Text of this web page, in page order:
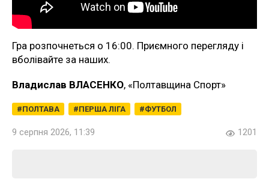
Гра розпочнеться о 16:00. Приємного перегляду і
вболівайте за наших.
Владислав ВЛАСЕНКО, «Полтавщина Спорт»
ПОЛТАВА ПЕРША ЛІГА ФУТБОЛ
9 серпня 2026, 11:39 1201